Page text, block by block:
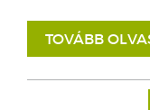
TOVÁBB